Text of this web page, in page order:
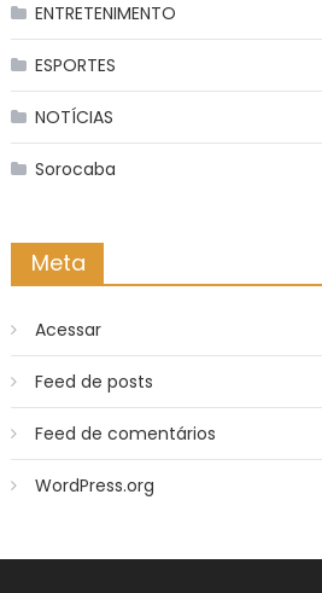
ENTRETENIMENTO
ESPORTES
NOTÍCIAS
Sorocaba
Meta
Acessar
Feed de posts
Feed de comentários
WordPress.org